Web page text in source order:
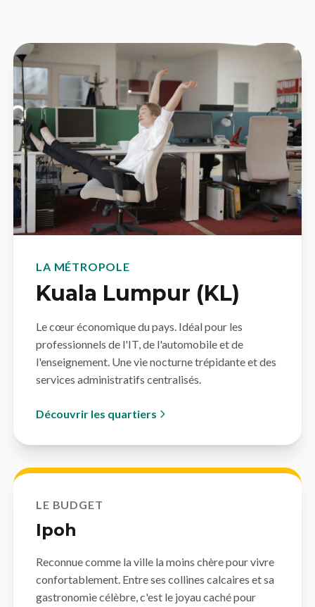
LA MÉTROPOLE
Kuala Lumpur (KL)
Le cœur économique du pays. Idéal pour les
professionnels de l'IT, de l'automobile et de
l'enseignement. Une vie nocturne trépidante et des
services administratifs centralisés.
Découvrir les quartiers
LE BUDGET
Ipoh
Reconnue comme la ville la moins chère pour vivre
confortablement. Entre ses collines calcaires et sa
gastronomie célèbre, c'est le joyau caché pour